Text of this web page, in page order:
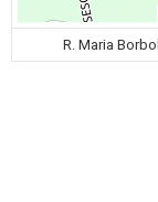
R. Maria